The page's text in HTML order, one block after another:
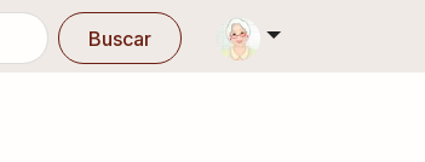
Buscar